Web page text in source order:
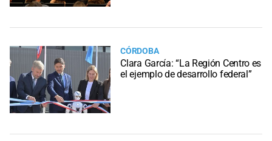
CÓRDOBA
Clara García: “La Región Centro es
el ejemplo de desarrollo federal”